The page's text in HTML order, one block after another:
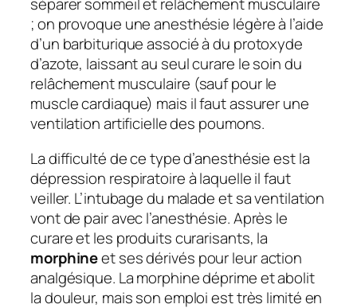
; on provoque une anesthésie légère à l’aide
d’un barbiturique associé à du protoxyde
d’azote, laissant au seul curare le soin du
relâchement musculaire (sauf pour le
muscle cardiaque) mais il faut assurer une
ventilation artificielle des poumons.
La difficulté de ce type d’anesthésie est la
dépression respiratoire à laquelle il faut
veiller. L’intubage du malade et sa ventilation
vont de pair avec l’anesthésie. Après le
curare et les produits curarisants, la
morphineet ses dérivés pour leur action
analgésique. La morphine déprime et abolit
la douleur, mais son emploi est très limité en